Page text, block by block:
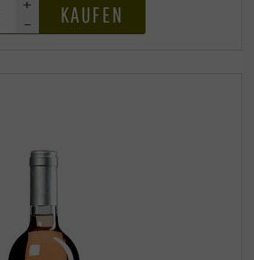
+
–
KAUFEN